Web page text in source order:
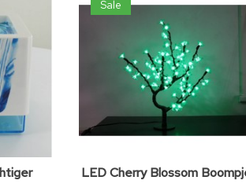
Sale
LED Cherry Blossom